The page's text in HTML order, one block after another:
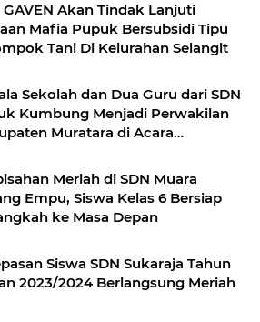
GAVEN Akan Tindak Lanjuti
Mafia Pupuk Bersubsidi Tipu
Tani Di Kelurahan Selangit
Sekolah dan Dua Guru dari SDN
Kumbung Menjadi Perwakilan
Muratara di Acara
Meriah di SDN Muara
Empu, Siswa Kelas 6 Bersiap
ke Masa Depan
Siswa SDN Sukaraja Tahun
2023/2024 Berlangsung Meriah